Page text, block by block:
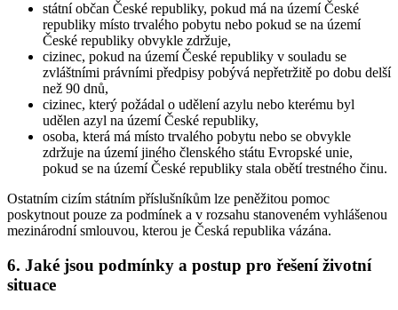
státní občan České republiky, pokud má na území České
republiky místo trvalého pobytu nebo pokud se na území
České republiky obvykle zdržuje,
cizinec, pokud na území České republiky v souladu se
zvláštními právními předpisy pobývá nepřetržitě po dobu delší
než 90 dnů,
cizinec, který požádal o udělení azylu nebo kterému byl
udělen azyl na území České republiky,
osoba, která má místo trvalého pobytu nebo se obvykle
zdržuje na území jiného členského státu Evropské unie,
pokud se na území České republiky stala obětí trestného činu.
Ostatním cizím státním příslušníkům lze peněžitou pomoc
poskytnout pouze za podmínek a v rozsahu stanoveném vyhlášenou
mezinárodní smlouvou, kterou je Česká republika vázána.
6. Jaké jsou podmínky a postup pro řešení životní
situace